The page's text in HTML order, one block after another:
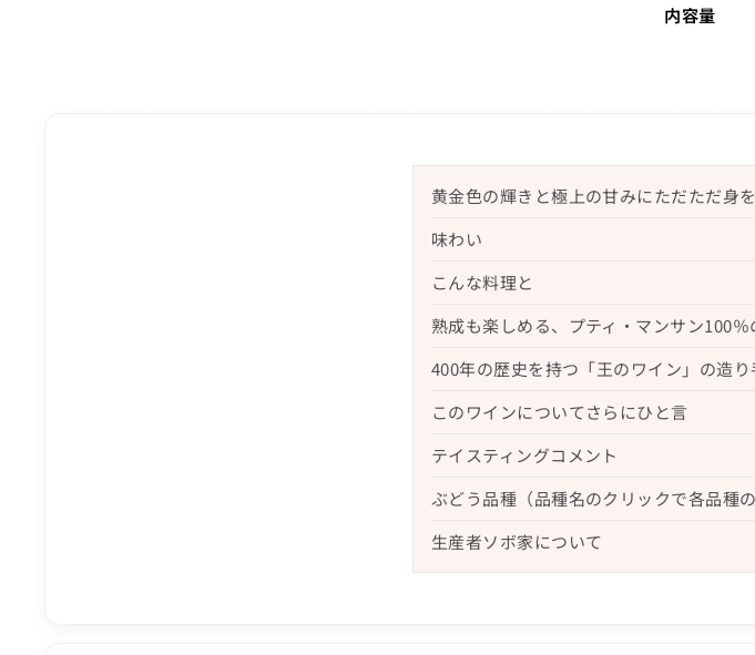
内容量
黄金色の輝きと極上の甘みにただただ身
味わい
こんな料理と
熟成も楽しめる、プティ・マンサン100％
400年の歴史を持つ「王のワイン」の造り
このワインについてさらにひと言
テイスティングコメント
ぶどう品種（品種名のクリックで各品種の
生産者ソボ家について